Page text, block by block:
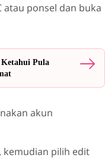
atau ponsel dan buka
Pula
akun
kemudian pilih edit